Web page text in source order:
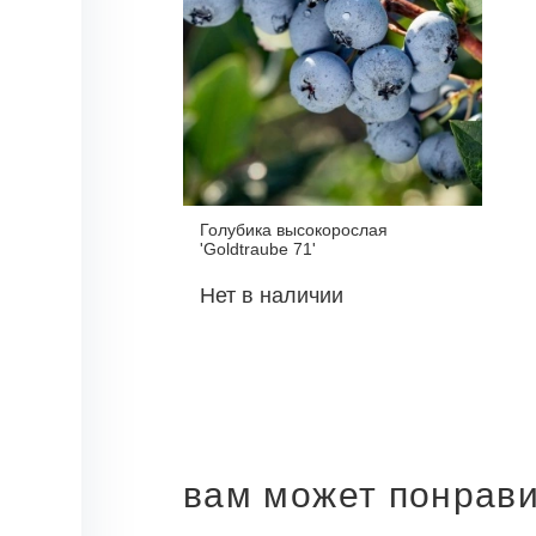
Голубика высокорослая
'Goldtraube 71'
Нет в наличии
вам может